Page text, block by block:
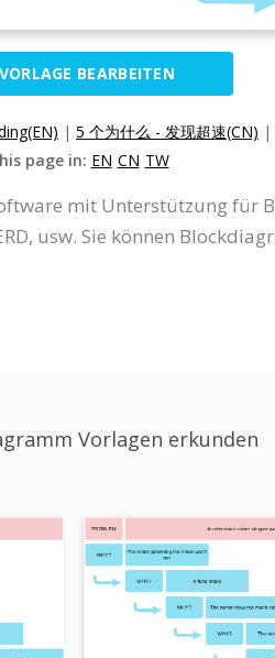
BEARBEITEN
| 5 个为什么 - 发现超速(CN) |
page in: EN CN TW
mit Unterstützung für
usw. Sie können
Vorlagen erkunden